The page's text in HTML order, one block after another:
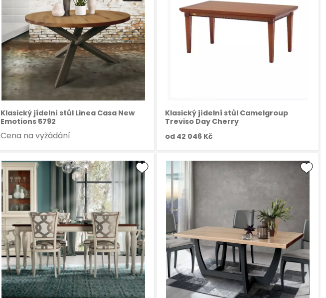
Klasický jídelní stůl Linea Casa New
Emotions 5792
Cena na vyžádání
Klasický jídelní stůl Camelgroup
Treviso Day Cherry
od 42 046 Kč